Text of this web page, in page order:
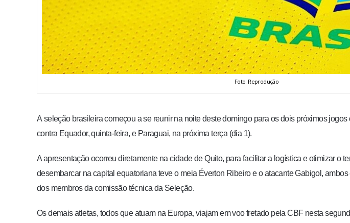
Foto: Reprodução
A seleção brasileira começou a se reunir na noite deste domingo para os dois próximos
contra Equador, quinta-feira, e Paraguai, na próxima terça (dia 1).
A apresentação ocorreu diretamente na cidade de Quito, para facilitar a logística e otimizar o
desembarcar na capital equatoriana teve o meia Éverton Ribeiro e o atacante Gabigol,
dos membros da comissão técnica da Seleção.
Os demais atletas, todos que atuam na Europa, viajam em voo fretado pela CBF nesta